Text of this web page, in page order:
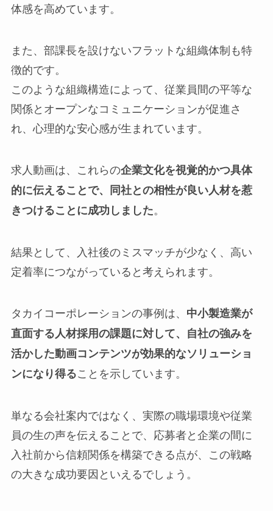
体感を高めています。
また、部課長を設けないフラットな組織体制も特
徴的です。
このような組織構造によって、従業員間の平等な
関係とオープンなコミュニケーションが促進さ
れ、心理的な安心感が生まれています。
求人動画は、これらの企業文化を視覚的かつ具体
的に伝えることで、同社との相性が良い人材を惹
きつけることに成功しました。
結果として、入社後のミスマッチが少なく、高い
定着率につながっていると考えられます。
タカイコーポレーションの事例は、 中小製造業が
直面する人材採用の課題に対して、自社の強みを
活かした動画コンテンツが効果的なソリューショ
ンになり得ることを示しています。
単なる会社案内ではなく、実際の職場環境や従業
員の生の声を伝えることで、応募者と企業の間に
入社前から信頼関係を構築できる点が、この戦略
の大きな成功要因といえるでしょう。